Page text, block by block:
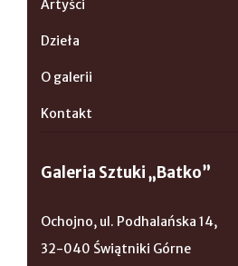
Artyści
Dzieła
O galerii
Kontakt
Galeria Sztuki „Batko”
Ochojno, ul. Podhalańska 14,
32-040 Świątniki Górne